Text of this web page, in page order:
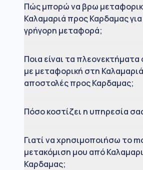
Πώς μπορώ να βρω
Καλαμαριά προς Καρδαμας
γρήγορη μεταφορά;
Ποια είναι τα
με μεταφορική στη Καλαμαριά
αποστολές προς Καρδαμας;
Πόσο κοστίζει η υπηρεσία
Γιατί να χρησιμοποιήσω το
μετακόμιση μου από
Καρδαμας;